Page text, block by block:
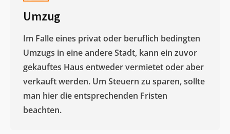
Umzug
Im Falle eines privat oder beruflich bedingten
Umzugs in eine andere Stadt, kann ein zuvor
gekauftes Haus entweder vermietet oder aber
verkauft werden. Um Steuern zu sparen, sollte
man hier die entsprechenden Fristen
beachten.